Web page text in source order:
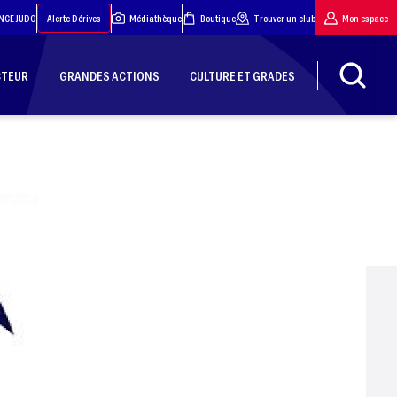
JUDO Alerte Dérives Médiathèque Boutique Trouver un club Mon espace
GRANDES ACTIONS CULTURE ET GRADES